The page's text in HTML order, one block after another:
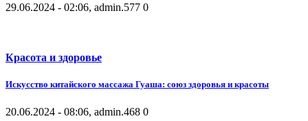
29.06.2024 - 02:06, admin.577 0
Красота и здоровье
Искусство китайского массажа Гуаша: союз здоровья и красоты
20.06.2024 - 08:06, admin.468 0